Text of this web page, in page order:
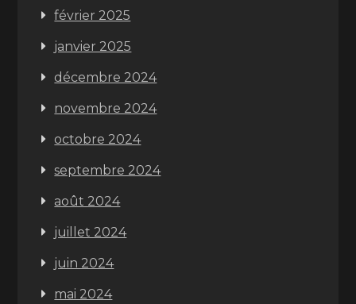
février 2025
janvier 2025
décembre 2024
novembre 2024
octobre 2024
septembre 2024
août 2024
juillet 2024
juin 2024
mai 2024